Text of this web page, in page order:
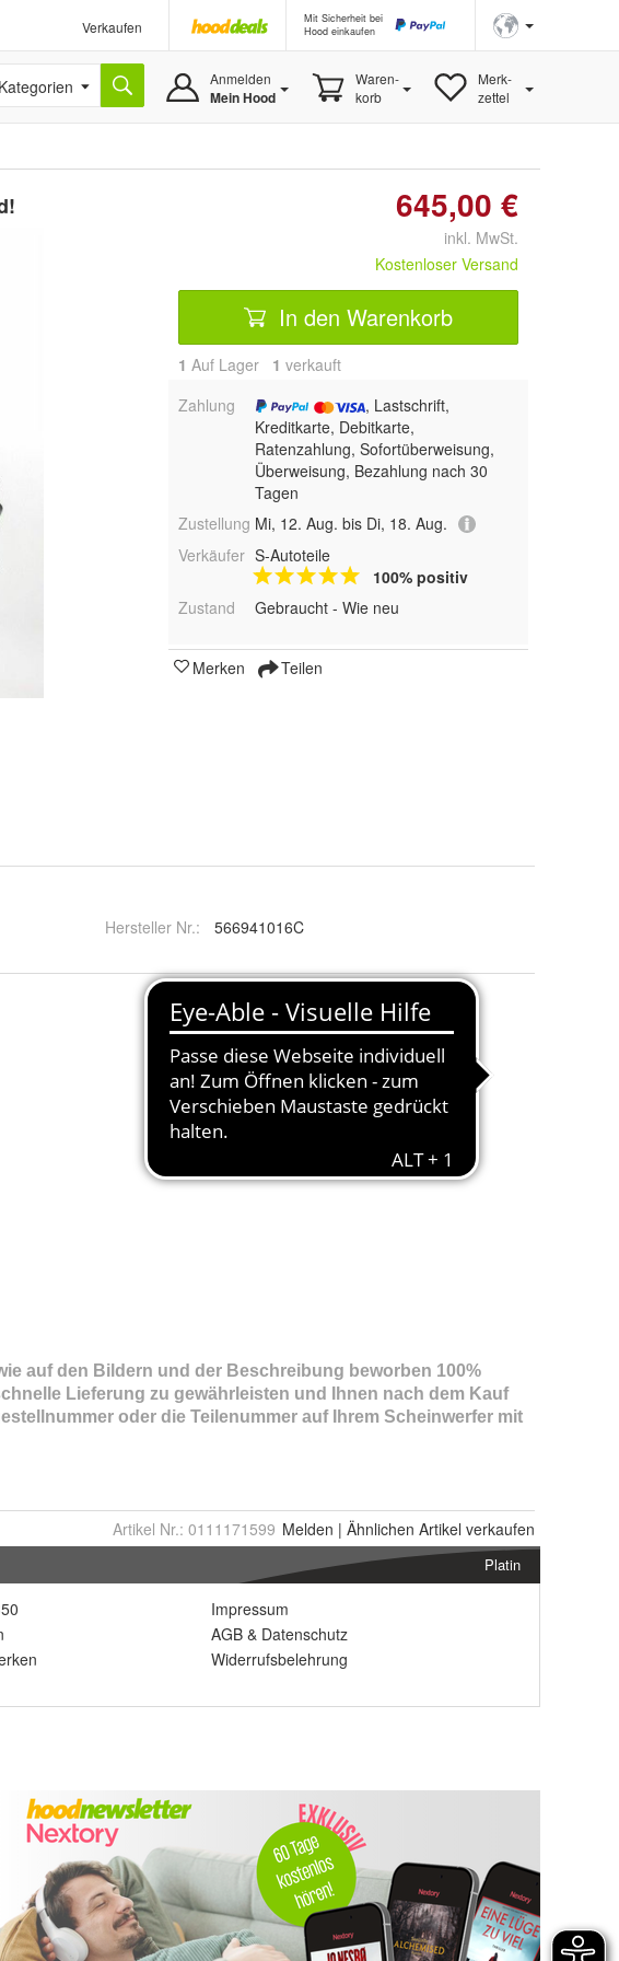
Verkaufen
Mit Sicherheit bei
Hood einkaufen
Anmelden
Mein Hood
Waren-
korb
Merk-
zettel
645,00 €
inkl. MwSt.
Kostenloser Versand
In den Warenkorb
1 Auf Lager 1 verkauft
Zahlung
, Lastschrift,
Kreditkarte, Debitkarte,
Ratenzahlung, Sofortüberweisung,
Überweisung, Bezahlung nach 30
Tagen
Zustellung Mi, 12. Aug. bis Di, 18. Aug.
Verkäufer S-Autoteile
100% positiv
Zustand
Gebraucht - Wie neu
Merken Teilen
Hersteller Nr.: 566941016C
Artikel Nr.: 0111171599 Melden | Ähnlichen Artikel verkaufen
Platin
Impressum
AGB & Datenschutz
Widerrufsbelehrung